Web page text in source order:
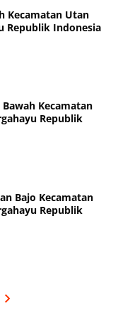
Kecamatan Utan
Republik Indonesia
Kecamatan
Republik
Bajo Kecamatan
Republik